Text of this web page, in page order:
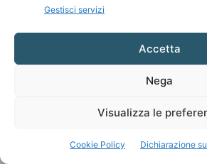
Gestisci servizi
Accetta
Nega
Visualizza le
Cookie Policy Dichiarazione